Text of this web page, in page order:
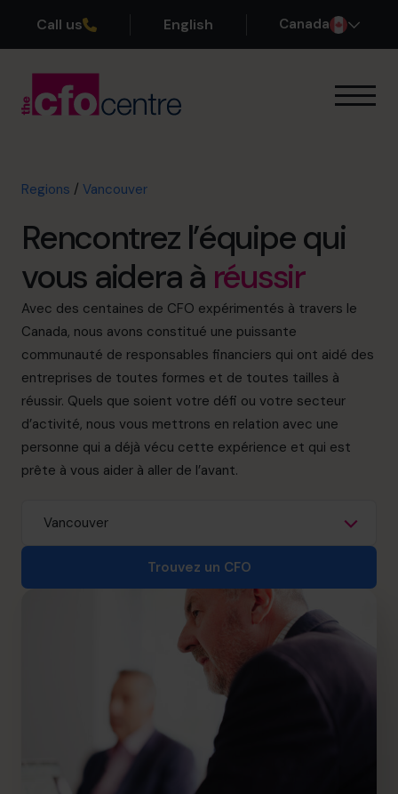
Call us English Canada
Nos CFO
À propos
Rejoindre l’Équipe
Réservez une session de découverte
514-906-8839
info.ca@cfocentre.com
Regions / Vancouver
Rencontrez l’équipe qui
vous aidera à réussir
Avec des centaines de CFO expérimentés à travers le
Canada, nous avons constitué une puissante
communauté de responsables financiers qui ont aidé des
entreprises de toutes formes et de toutes tailles à
réussir. Quels que soient votre défi ou votre secteur
d’activité, nous vous mettrons en relation avec une
personne qui a déjà vécu cette expérience et qui est
prête à vous aider à aller de l’avant.
Trouvez un CFO